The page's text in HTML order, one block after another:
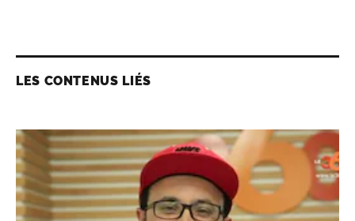
LES CONTENUS LIÉS